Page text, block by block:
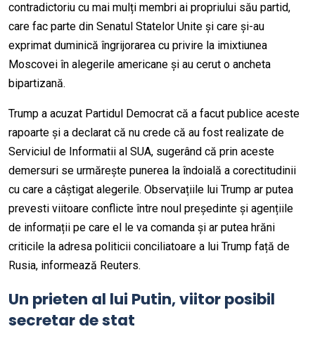
contradictoriu cu mai mulți membri ai propriului său partid,
care fac parte din Senatul Statelor Unite și care și-au
exprimat duminică îngrijorarea cu privire la imixtiunea
Moscovei în alegerile americane și au cerut o ancheta
bipartizană.
Trump a acuzat Partidul Democrat că a facut publice aceste
rapoarte și a declarat că nu crede că au fost realizate de
Serviciul de Informatii al SUA, sugerând că prin aceste
demersuri se urmărește punerea la îndoială a corectitudinii
cu care a câștigat alegerile. Observațiile lui Trump ar putea
prevesti viitoare conflicte între noul președinte și agențiile
de informații pe care el le va comanda și ar putea hrăni
criticile la adresa politicii conciliatoare a lui Trump față de
Rusia, informează Reuters.
Un prieten al lui Putin, viitor posibil
secretar de stat